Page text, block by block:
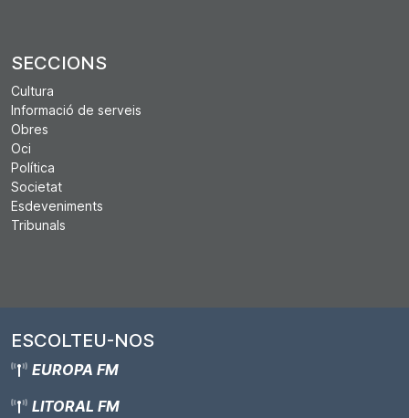
SECCIONS
Cultura
Informació de serveis
Obres
Oci
Política
Societat
Esdeveniments
Tribunals
ESCOLTEU-NOS
EUROPA FM
LITORAL FM